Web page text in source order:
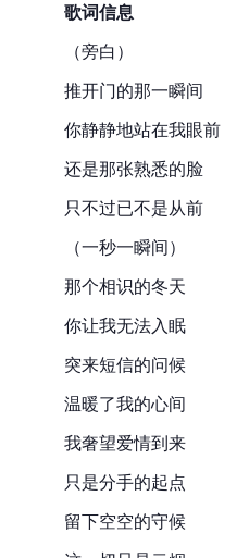
歌词信息
（旁白）
推开门的那一瞬间
你静静地站在我眼前
还是那张熟悉的脸
只不过已不是从前
（一秒一瞬间）
那个相识的冬天
你让我无法入眠
突来短信的问候
温暖了我的心间
我奢望爱情到来
只是分手的起点
留下空空的守候